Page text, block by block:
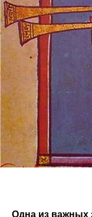
Одна из важных